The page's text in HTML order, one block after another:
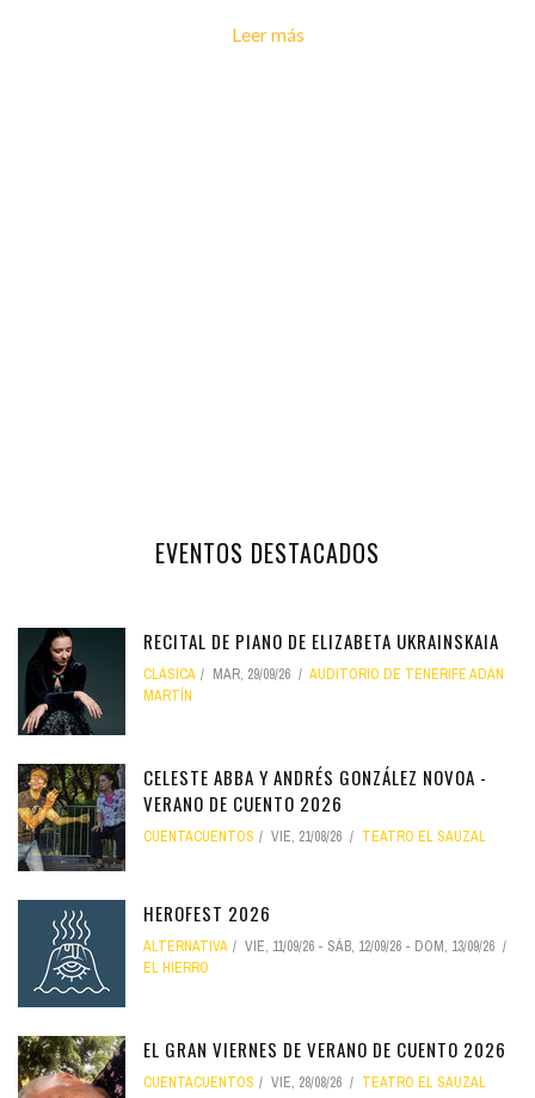
Leer más
EVENTOS DESTACADOS
RECITAL DE PIANO DE ELIZABETA UKRAINSKAIA
CLÁSICA MAR, 29/09/26
AUDITORIO DE TENERIFE ADÁN
MARTÍN
CELESTE ABBA Y ANDRÉS GONZÁLEZ NOVOA -
VERANO DE CUENTO 2026
CUENTACUENTOS VIE, 21/08/26 TEATRO EL SAUZAL
HEROFEST 2026
ALTERNATIVA VIE, 11/09/26 - SÁB, 12/09/26 - DOM, 13/09/26
EL HIERRO
EL GRAN VIERNES DE VERANO DE CUENTO 2026
CUENTACUENTOS VIE, 28/08/26 TEATRO EL SAUZAL